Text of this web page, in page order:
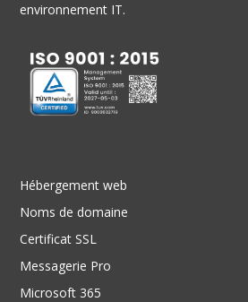
environnement IT.
Hébergement web
Noms de domaine
Certificat SSL
Messagerie Pro
Microsoft 365